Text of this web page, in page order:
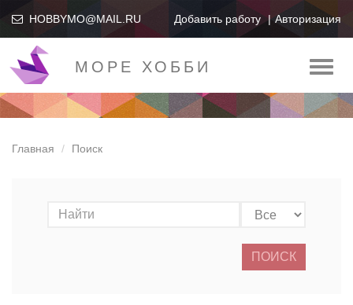
HOBBYMO@MAIL.RU Добавить работу Авторизация
МОРЕ ХОББИ
Главная Поиск
ПОИСК